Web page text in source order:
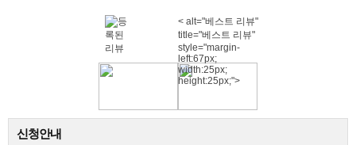
< alt="베스트 리뷰"
title="베스트 리뷰"
style="margin-
left:67px;
width:25px;
height:25px;">
신청안내